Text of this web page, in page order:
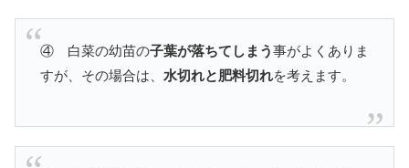
④ 白菜の幼苗の子葉が落ちてしまう事がよくありま
すが、その場合は、 水切れと肥料切れを考えます。